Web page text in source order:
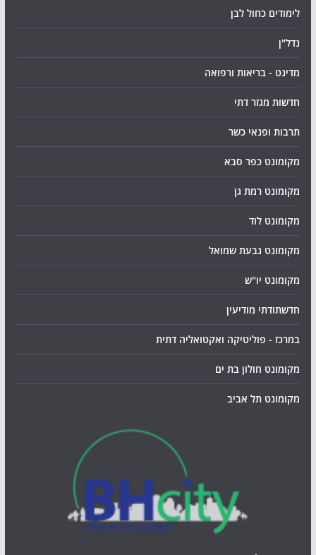
לימודים כחול לבן
נדל"ן
מדינט - בריאות ורפואה
חדשות מגזר דתי
תרבות ופנאי כשר
מקומונט כפר סבא
מקומונט רמת גן
מקומונט לוד
מקומונט גבעת שמואל
מקומונט יו"ש
חדשתודתי מודיעין
במרכז - פוליטיקה ואקטואליה דתית
מקומונט חולון בת ים
מקומונט תל אביב